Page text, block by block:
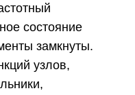
состояние
замкнуты.
узлов,